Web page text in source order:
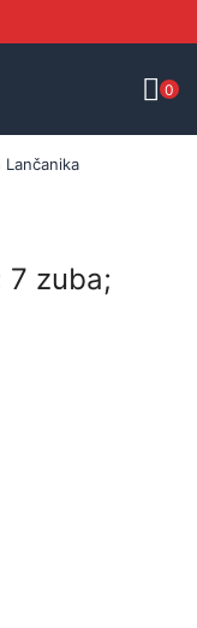
0
Lančanika
7 zuba;